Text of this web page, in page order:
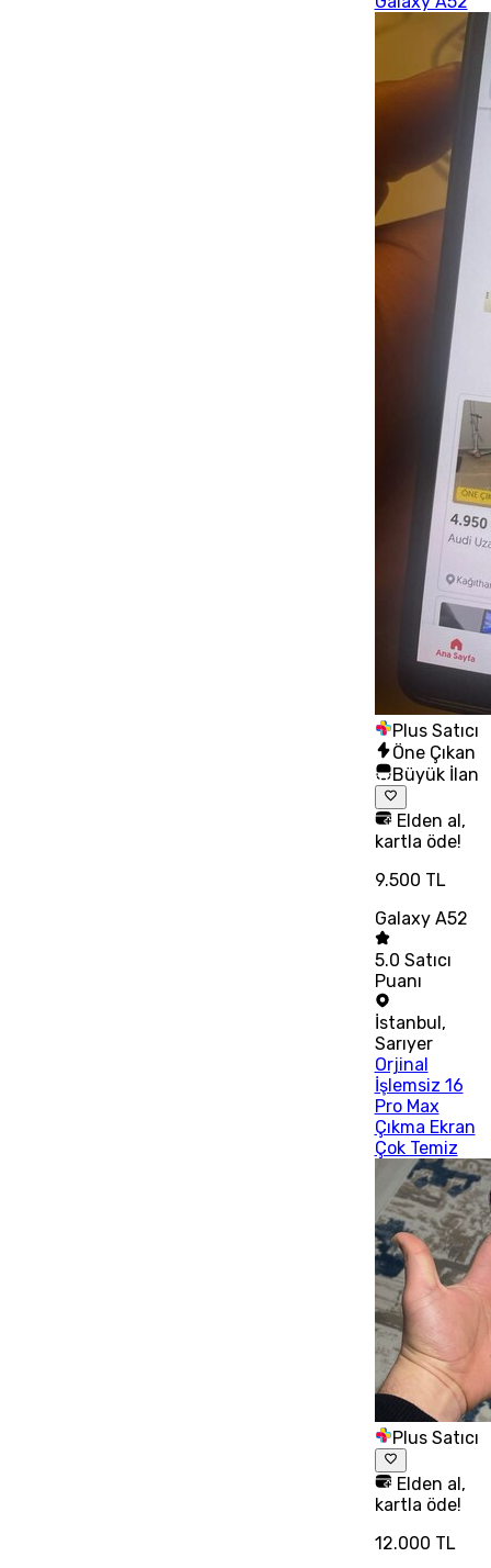
Plus Satıcı
Öne Çıkan
Büyük İlan
Elden al,
kartla öde!
9.500 TL
Galaxy A52
5.0 Satıcı
Puanı
İstanbul,
Sarıyer
Orjinal
İşlemsiz 16
Pro Max
Çıkma Ekran
Çok Temiz
Plus Satıcı
Elden al,
kartla öde!
12.000 TL